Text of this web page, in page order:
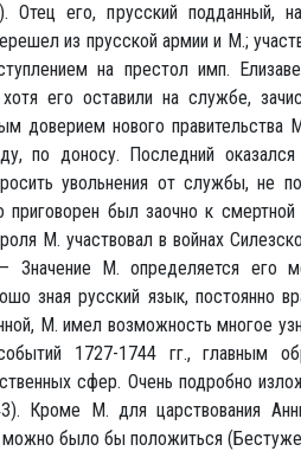
Отец его, прусский подданный,
из прусской армии и М.;
на престол имп.
его оставили на службе,
доверием нового правительства
по доносу. Последний
увольнения от службы, не
был заочно к
М. участвовал в войнах
Значение М. определяется его
зная русский язык, постоянно
М. имел возможность многое
1727-1744 гг., главным
сфер. Очень подробно
Кроме М. для царствования
можно было бы положиться